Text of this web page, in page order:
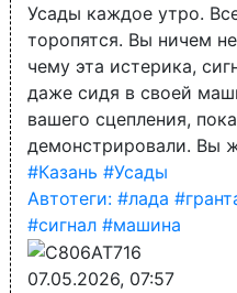
Усады каждое утро.
торопятся. Вы ничем
чему эта истерика,
даже сидя в своей
вашего сцепления,
демонстрировали. Вы
#Казань #Усады
Автотеги: #лада
#сигнал #машина
07.05.2026, 07:57